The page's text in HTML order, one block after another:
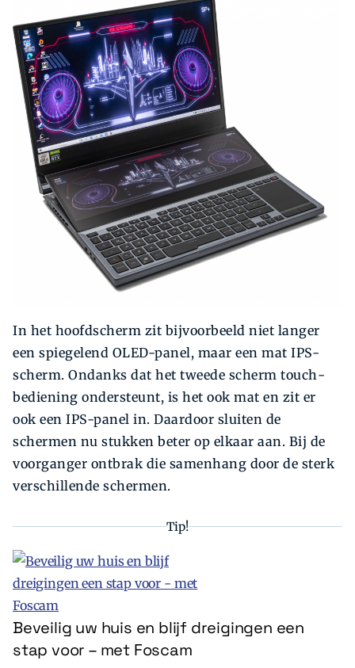
In het hoofdscherm zit bijvoorbeeld niet langer
een spiegelend OLED-panel, maar een mat IPS-
scherm. Ondanks dat het tweede scherm touch­
bediening ondersteunt, is het ook mat en zit er
ook een IPS-panel in. Daardoor sluiten de
schermen nu stukken beter op elkaar aan. Bij de
voorganger ontbrak die samenhang door de sterk
verschillende schermen.
Tip!
Beveilig uw huis en blijf dreigingen een
stap voor – met Foscam